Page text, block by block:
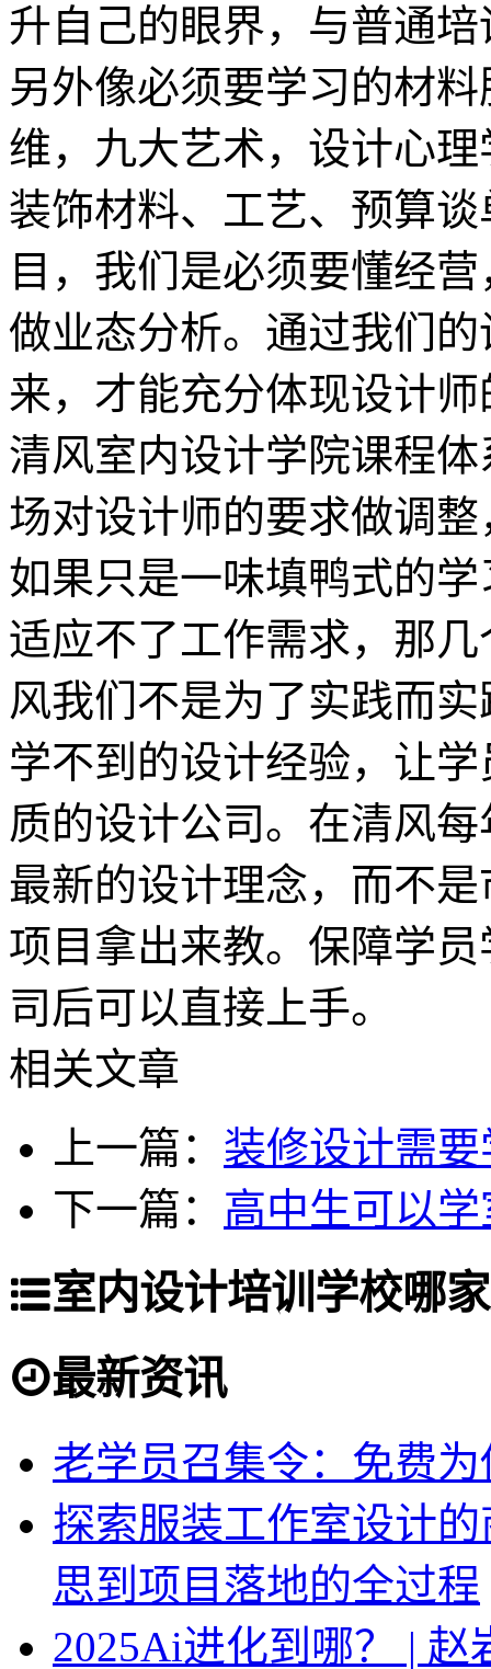
升自己的眼界，与普通
另外像必须要学习的材
维，九大艺术，设计心
装饰材料、工艺、预算
目，我们是必须要懂经
做业态分析。通过我们
来，才能充分体现设计
清风室内设计学院课程
场对设计师的要求做调
如果只是一味填鸭式的
适应不了工作需求，那
风我们不是为了实践而
学不到的设计经验，让
质的设计公司。在清风
最新的设计理念，而不
项目拿出来教。保障学
司后可以直接上手。
相关文章
上一篇： 装修设计需
下一篇： 高中生可以
室内设计培训学校哪
最新资讯
老学员召集令：免费
探索服装工作室设计
思到项目落地的全过程
2025Ai进化到哪？ |